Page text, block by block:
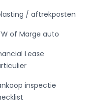
/ aftrekposten
of Marge auto
Lease
inspectie